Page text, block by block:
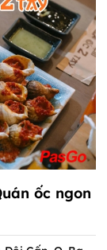
ốc ngon